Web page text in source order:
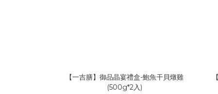
【一吉膳】御品晶宴禮盒-鮑魚干貝燉雞
(500g*2入)